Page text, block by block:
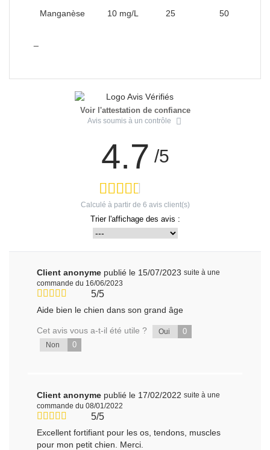
Manganèse 10 mg/L 25 50
Voir l'attestation de confiance
Avis soumis à un contrôle
4.7 /5
Calculé à partir de 6 avis client(s)
Trier l'affichage des avis :
Client anonyme publié le 15/07/2023 suite à une
commande du 16/06/2023
5/5
Aide bien le chien dans son grand âge
Cet avis vous a-t-il été utile ? Oui 0
Non 0
Client anonyme publié le 17/02/2022 suite à une
commande du 08/01/2022
5/5
Excellent fortifiant pour les os, tendons, muscles
pour mon petit chien. Merci.